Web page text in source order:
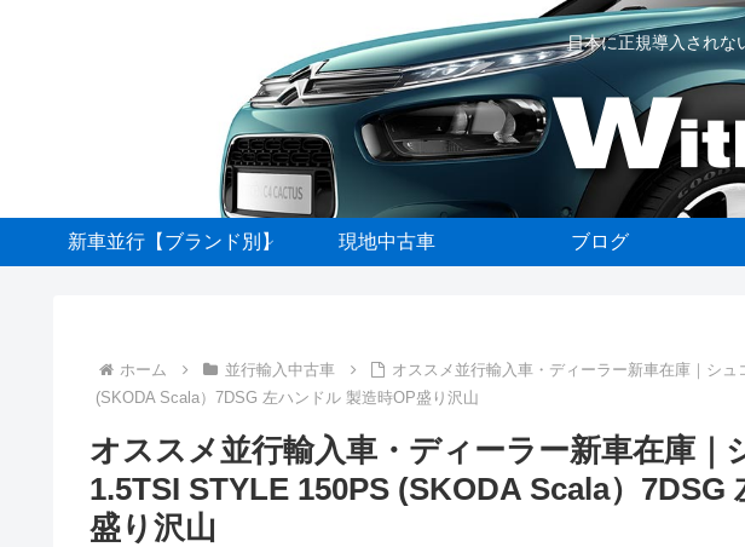
日本に正規導入されな
新車並行【ブランド別】 現地中古車 ブログ
ホーム 並行輸入中古車
オススメ並行輸入車・ディーラー新車在庫｜シ
(SKODA Scala）7DSG 左ハンドル 製造時OP盛り沢山
オススメ並行輸入車・ディーラー新車在庫｜
1.5TSI STYLE 150PS (SKODA Scala）7DSG
盛り沢山